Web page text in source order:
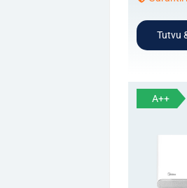
Tutvu
A++